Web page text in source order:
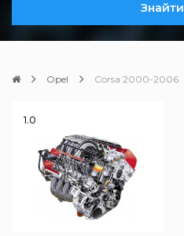
Знайти
Opel Corsa 2000-2006
1.0